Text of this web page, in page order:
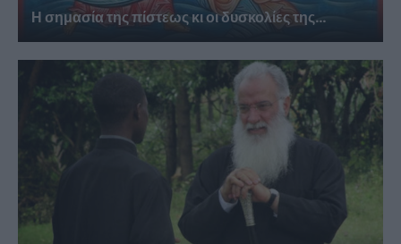
Η σημασία της πίστεως κι οι δυσκολίες της...